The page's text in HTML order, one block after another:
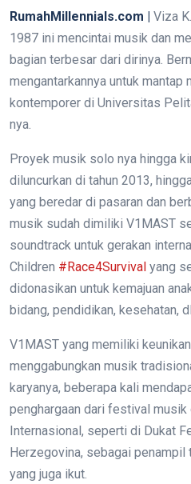
RumahMillennials.com | Viza
1987 ini mencintai musik dan
bagian terbesar dari dirinya.
mengantarkannya untuk mantap
kontemporer di Universitas
nya.
Proyek musik solo nya hingga
diluncurkan di tahun 2013,
yang beredar di pasaran dan
musik sudah dimiliki V1MAST
soundtrack untuk gerakan
Children #Race4Survival yang
didonasikan untuk kemajuan
bidang, pendidikan, kesehatan,
V1MAST yang memiliki
menggabungkan musik
karyanya, beberapa kali
penghargaan dari festival musik
Internasional, seperti di Dukat
Herzegovina, sebagai penampil
yang juga ikut.